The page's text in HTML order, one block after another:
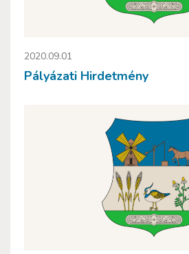
2020.09.01
Pályázati Hirdetmény